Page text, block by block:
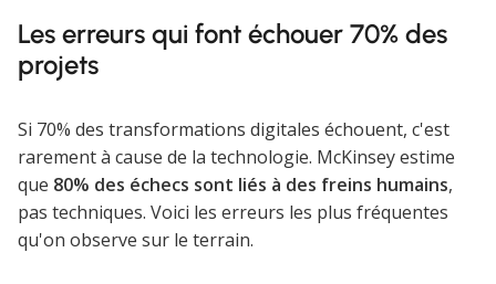
Les erreurs qui font échouer 70% des
projets
Si 70% des transformations digitales échouent, c'est
rarement à cause de la technologie. McKinsey estime
que 80% des échecs sont liés à des freins humains,
pas techniques. Voici les erreurs les plus fréquentes
qu'on observe sur le terrain.